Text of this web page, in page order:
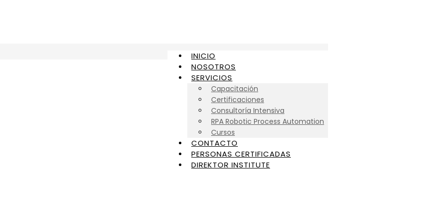
INICIO
NOSOTROS
SERVICIOS
Capacitación
Certificaciones
Consultoría Intensiva
RPA Robotic Process Automation
Cursos
CONTACTO
PERSONAS CERTIFICADAS
DIREKTOR INSTITUTE